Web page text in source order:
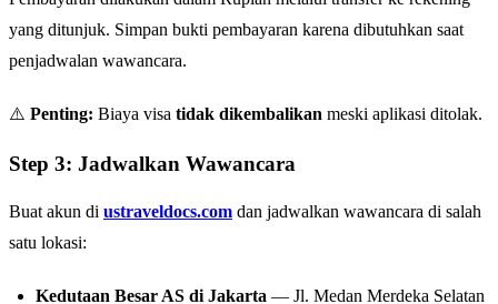
yang ditunjuk. Simpan bukti pembayaran karena dibutuhkan saat
penjadwalan wawancara.
⚠️ Penting: Biaya visa tidak dikembalikan meski aplikasi ditolak.
Step 3: Jadwalkan Wawancara
Buat akun di ustraveldocs.com dan jadwalkan wawancara di salah
satu lokasi:
Kedutaan Besar AS di Jakarta — Jl. Medan Merdeka Selatan